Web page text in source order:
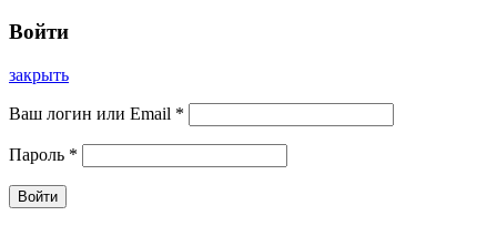
Войти
закрыть
Ваш логин или Email *
Пароль *
Войти